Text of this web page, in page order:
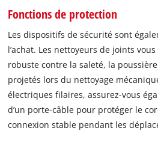
Fonctions de protection
Les dispositifs de sécurité sont
l’achat. Les nettoyeurs de joints
robuste contre la saleté, la
projetés lors du nettoyage
électriques filaires, assurez-vous
d’un porte-câble pour protéger le
connexion stable pendant les